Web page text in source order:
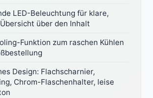
LED-Beleuchtung für klare,
über den Inhalt
Funktion zum raschen Kühlen
Design: Flachscharnier,
Chrom-Flaschenhalter, leise